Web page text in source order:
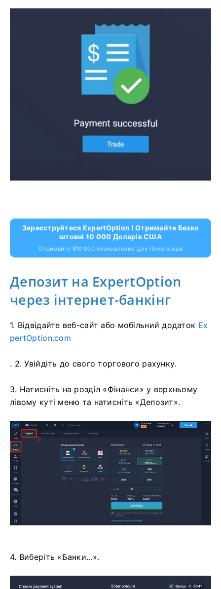
Зареєструйтеся ExpertOption І Отримайте Безко
Штовні 10 000 Доларів США
Отримайте $10 000 Безкоштовно Для Початківців
Депозит на ExpertOption
через інтернет-банкінг
1. Відвідайте веб-сайт або мобільний додаток Ex
pertOption.com
. 2. Увійдіть до свого торгового рахунку.
3. Натисніть на розділ «Фінанси» у верхньому
лівому куті меню та натисніть «Депозит».
4. Виберіть «Банки...».